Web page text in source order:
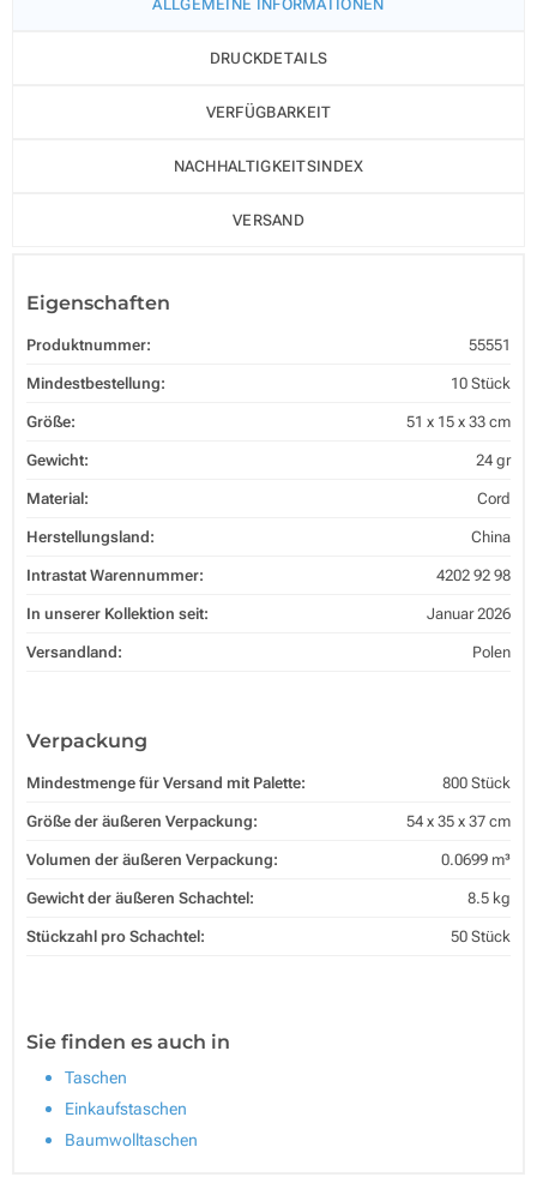
ALLGEMEINE INFORMATIONEN
DRUCKDETAILS
VERFÜGBARKEIT
NACHHALTIGKEITSINDEX
VERSAND
Eigenschaften
Produktnummer: 55551
Mindestbestellung: 10 Stück
Größe: 51 x 15 x 33 cm
Gewicht: 24 gr
Material: Cord
Herstellungsland: China
Intrastat Warennummer: 4202 92 98
In unserer Kollektion seit: Januar 2026
Versandland: Polen
Verpackung
Mindestmenge für Versand mit Palette: 800 Stück
Größe der äußeren Verpackung: 54 x 35 x 37 cm
Volumen der äußeren Verpackung: 0.0699 m³
Gewicht der äußeren Schachtel: 8.5 kg
Stückzahl pro Schachtel: 50 Stück
Sie finden es auch in
Taschen
Einkaufstaschen
Baumwolltaschen